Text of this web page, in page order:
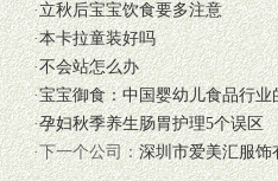
员支持等。媒体宣传支持
支持
提高产品美誉度。
·立秋后宝宝饮食要多注意
·本卡拉童装好吗
·不会站怎么办
·宝宝御食：中国婴幼儿食品行业
·孕妇秋季养生肠胃护理5个误区
·下一个公司：深圳市爱美汇服饰